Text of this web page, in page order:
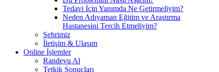
Tedavi İçin Yanımda Ne Getirmeliyim?
Neden Adıyaman Eğitim ve Araştırma
Hastanesini Tercih Etmeliyim?
Şehrimiz
İletişim & Ulaşım
Online İşlemler
Randevu Al
Tetkik Sonuçları